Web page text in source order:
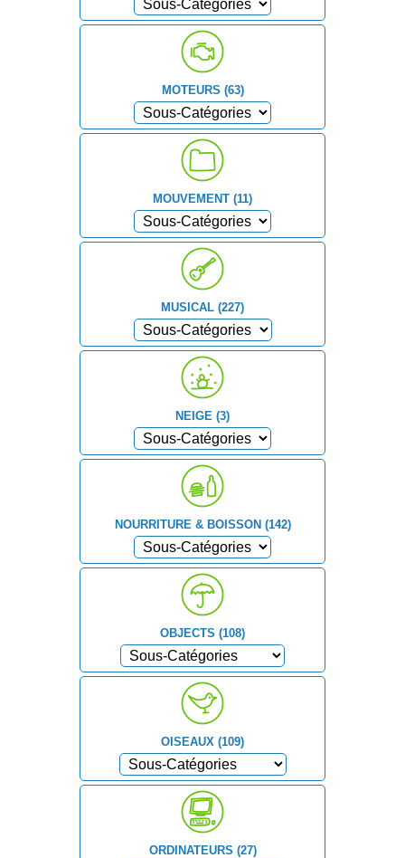
MOTEURS (63)
MOUVEMENT (11)
MUSICAL (227)
NEIGE (3)
NOURRITURE & BOISSON (142)
OBJECTS (108)
OISEAUX (109)
ORDINATEURS (27)